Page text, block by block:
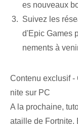
es nouveaux
Suivez les
d'Epic Games
nements à
Contenu exclusif
nite sur PC
A la prochaine,
ataille de Fortnite.